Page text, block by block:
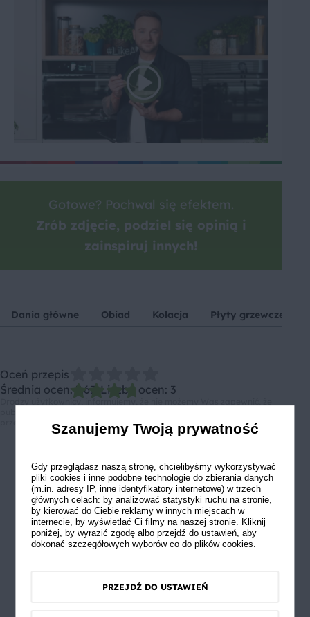
Gotowe? Pochwal się efektem.
Zrób zdjęcie, podziel się opinią i
zainspiruj innych!
Dania główne Obiad Kolacja Płyty grzewcze
Oceń przepis
Średnia ocen: 3.67, Liczba ocen: 3
Szanujemy Twoją prywatność
Gdy przeglądasz naszą stronę, chcielibyśmy wykorzystywać
pliki cookies i inne podobne technologie do zbierania danych
(m.in. adresy IP, inne identyfikatory internetowe) w trzech
głównych celach: by analizować statystyki ruchu na stronie,
by kierować do Ciebie reklamy w innych miejscach w
internecie, by wyświetlać Ci filmy na naszej stronie. Kliknij
poniżej, by wyrazić zgodę albo przejdź do ustawień, aby
dokonać szczegółowych wyborów co do plików cookies.
PRZEJDŹ DO USTAWIEŃ